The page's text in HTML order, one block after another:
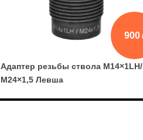
900
Адаптер резьбы ствола М14×1LH/
М24×1,5 Левша